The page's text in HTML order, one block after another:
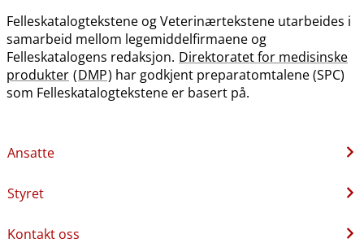
Felleskatalogtekstene og Veterinærtekstene utarbeides i
samarbeid mellom legemiddelfirmaene og
Felleskatalogens redaksjon. Direktoratet for medisinske
produkter (DMP) har godkjent preparatomtalene (SPC)
som Felleskatalogtekstene er basert på.
Ansatte
Styret
Kontakt oss